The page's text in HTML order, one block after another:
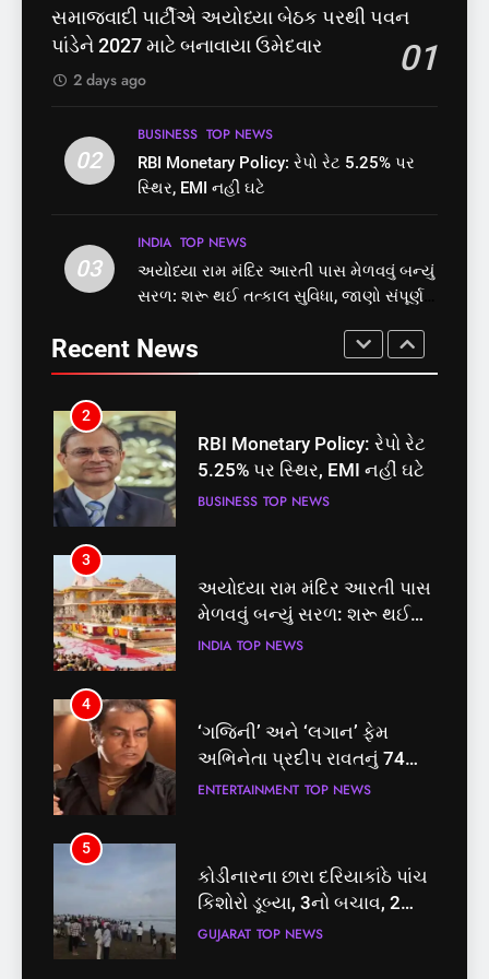
શું તમારું મધ કે ઘી ખરેખર શુદ્ધ
છે? FSSAIએ ડાબરના દાવાઓની
1
સમાજવાદી પાર્ટીએ અયોધ્યા
બેઠક પરથી પવન પાંડેને 2027
2
RBI Monetary Policy: રેપો રેટ
5.25% પર સ્થિર, EMI નહીં ઘટે
3
અયોધ્યા રામ મંદિર આરતી પાસ
મેળવવું બન્યું સરળ: શરૂ થઈ
તત્કાલ સુવિધા, જાણો સંપૂર્ણ
INDIA TOP NEWS
4
‘ગજિની’ અને ‘લગાન’ ફેમ
અભિનેતા પ્રદીપ રાવતનું 74
વર્ષની વયે નિધન, બ્લડ કેન્સર
ENTERTAINMENT
5
કોડીનારના છારા દરિયાકાંઠે પાંચ
કિશોરો ડૂબ્યા, 3નો બચાવ, 2
લાપતા
GUJARAT TOP NEWS
6
પાસપોર્ટ વેરિફિકેશન માટે હવે
પોલીસ સ્ટેશનના ધક્કામાંથી
મુક્તિ,ગુજરાતમાં વેરિફિકેશન
GUJARAT TOP NEWS
સમાજવાદી પાર્ટીએ અયોધ્યા બેઠક પરથી પવન
પાંડેને 2027 માટે બનાવાયા ઉમેદવાર
01
2 days ago
02
BUSINESS TOP NEWS
RBI Monetary Policy: રેપો રેટ 5.25% પર
સ્થિર, EMI નહીં ઘટે
03
INDIA TOP NEWS
અયોધ્યા રામ મંદિર આરતી પાસ મેળવવું બન્યું
સરળ: શરૂ થઈ તત્કાલ સુવિધા, જાણો સંપૂર્ણ
Recent News
રાજ્યસભામાં ‘જન્મ અને મૃત્યુ
નોંધણી બિલ2026’ ધ્વનિમતથી
શું તમારું મધ કે ઘી ખરેખર શુદ્ધ
છે? FSSAIએ ડાબરના દાવાઓની
1
સમાજવાદી પાર્ટીએ અયોધ્યા
બેઠક પરથી પવન પાંડેને 2027
માટે બનાવાયા ઉમેદવાર
2
RBI Monetary Policy: રેપો રેટ
5.25% પર સ્થિર, EMI નહીં ઘટે
BUSINESS TOP NEWS
3
અયોધ્યા રામ મંદિર આરતી પાસ
મેળવવું બન્યું સરળ: શરૂ થઈ
તત્કાલ સુવિધા, જાણો સંપૂર્ણ
INDIA TOP NEWS
4
‘ગજિની’ અને ‘લગાન’ ફેમ
અભિનેતા પ્રદીપ રાવતનું 74
વર્ષની વયે નિધન, બ્લડ કેન્સર
ENTERTAINMENT TOP NEWS
5
કોડીનારના છારા દરિયાકાંઠે પાંચ
કિશોરો ડૂબ્યા, 3નો બચાવ, 2
લાપતા
GUJARAT TOP NEWS